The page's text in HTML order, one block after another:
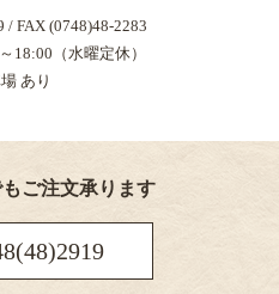
/ FAX (0748)48-2283
18:00（水曜定休）
あり
ご注文承ります